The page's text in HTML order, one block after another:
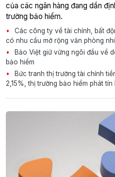
của các ngân hàng đang dần
trường bảo hiểm.
Các công ty về tài chính, bất
có nhu cầu mở rộng văn phòng
Bảo Việt giữ vững ngôi đầu về
bảo hiểm
Bức tranh thị trường tài chính
2,15%, thị trường bảo hiểm phát tín